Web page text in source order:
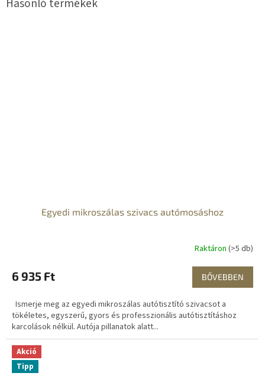
Egyedi mikroszálas szivacs autómosáshoz
Raktáron (>5 db)
6 935 Ft BŐVEBBEN
Ismerje meg az egyedi mikroszálas autótisztító szivacsot a
tökéletes, egyszerű, gyors és professzionális autótisztításhoz
karcolások nélkül. Autója pillanatok alatt...
Akció
Tipp